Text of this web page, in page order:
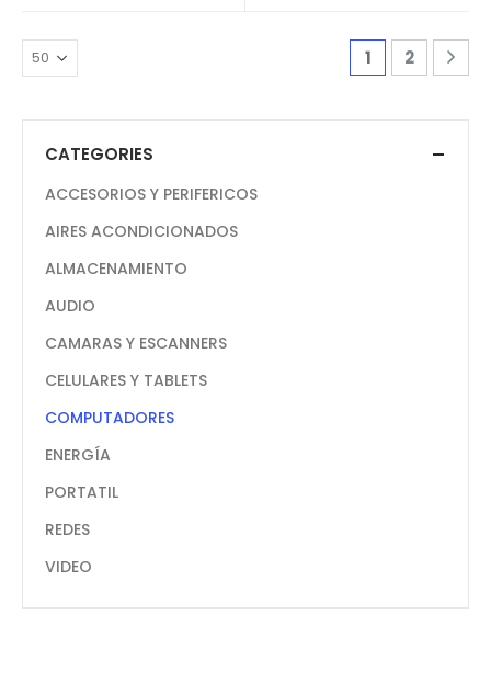
1 2
CATEGORIES
ACCESORIOS Y PERIFERICOS
AIRES ACONDICIONADOS
ALMACENAMIENTO
AUDIO
CAMARAS Y ESCANNERS
CELULARES Y TABLETS
COMPUTADORES
ENERGÍA
PORTATIL
REDES
VIDEO